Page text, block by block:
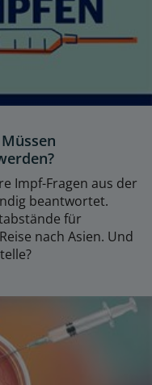
Impf-Fragen aus der
beantwortet.
für
nach Asien. Und